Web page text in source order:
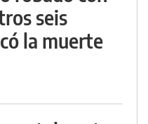
seis
la muerte